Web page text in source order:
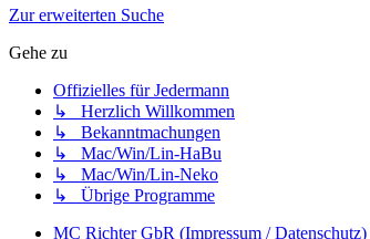
Zur erweiterten Suche
Gehe zu
Offizielles für Jedermann
↳ Herzlich Willkommen
↳ Bekanntmachungen
↳ Mac/Win/Lin-HaBu
↳ Mac/Win/Lin-Neko
↳ Übrige Programme
MC Richter GbR (Impressum / Datenschutz)